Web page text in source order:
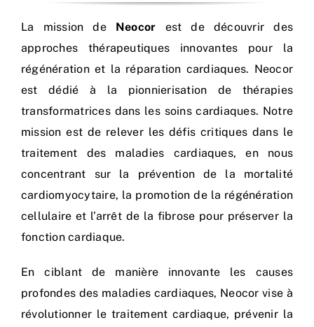
La mission de Neocor est de découvrir des
approches thérapeutiques innovantes pour la
régénération et la réparation cardiaques. Neocor
est dédié à la pionnierisation de thérapies
transformatrices dans les soins cardiaques. Notre
mission est de relever les défis critiques dans le
traitement des maladies cardiaques, en nous
concentrant sur la prévention de la mortalité
cardiomyocytaire, la promotion de la régénération
cellulaire et l’arrêt de la fibrose pour préserver la
fonction cardiaque.
En ciblant de manière innovante les causes
profondes des maladies cardiaques, Neocor vise à
révolutionner le traitement cardiaque, prévenir la